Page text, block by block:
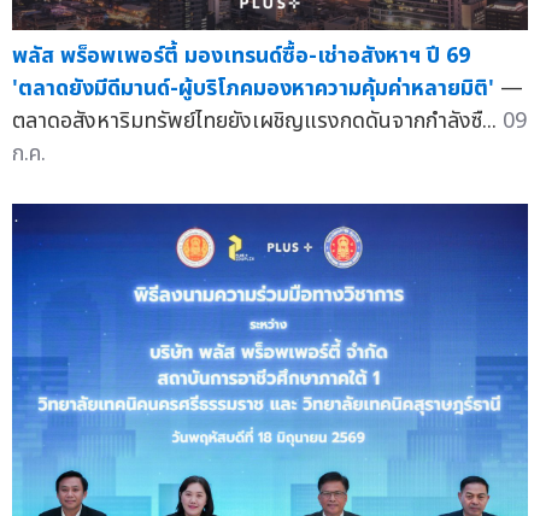
พลัส พร็อพเพอร์ตี้ มองเทรนด์ซื้อ-เช่าอสังหาฯ ปี 69
'ตลาดยังมีดีมานด์-ผู้บริโภคมองหาความคุ้มค่าหลายมิติ' —
ตลาดอสังหาริมทรัพย์ไทยยังเผชิญแรงกดดันจากกำลังซื... 09
ก.ค.